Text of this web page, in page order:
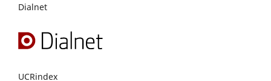
Dialnet
UCRindex